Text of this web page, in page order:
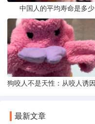
中国人的平均寿命是多少
最新文章